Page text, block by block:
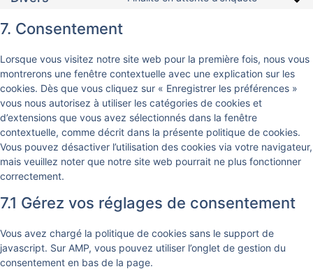
7. Consentement
Lorsque vous visitez notre site web pour la première fois, nous vous
montrerons une fenêtre contextuelle avec une explication sur les
cookies. Dès que vous cliquez sur « Enregistrer les préférences »
vous nous autorisez à utiliser les catégories de cookies et
d’extensions que vous avez sélectionnés dans la fenêtre
contextuelle, comme décrit dans la présente politique de cookies.
Vous pouvez désactiver l’utilisation des cookies via votre navigateur,
mais veuillez noter que notre site web pourrait ne plus fonctionner
correctement.
7.1 Gérez vos réglages de consentement
Vous avez chargé la politique de cookies sans le support de
javascript. Sur AMP, vous pouvez utiliser l’onglet de gestion du
consentement en bas de la page.